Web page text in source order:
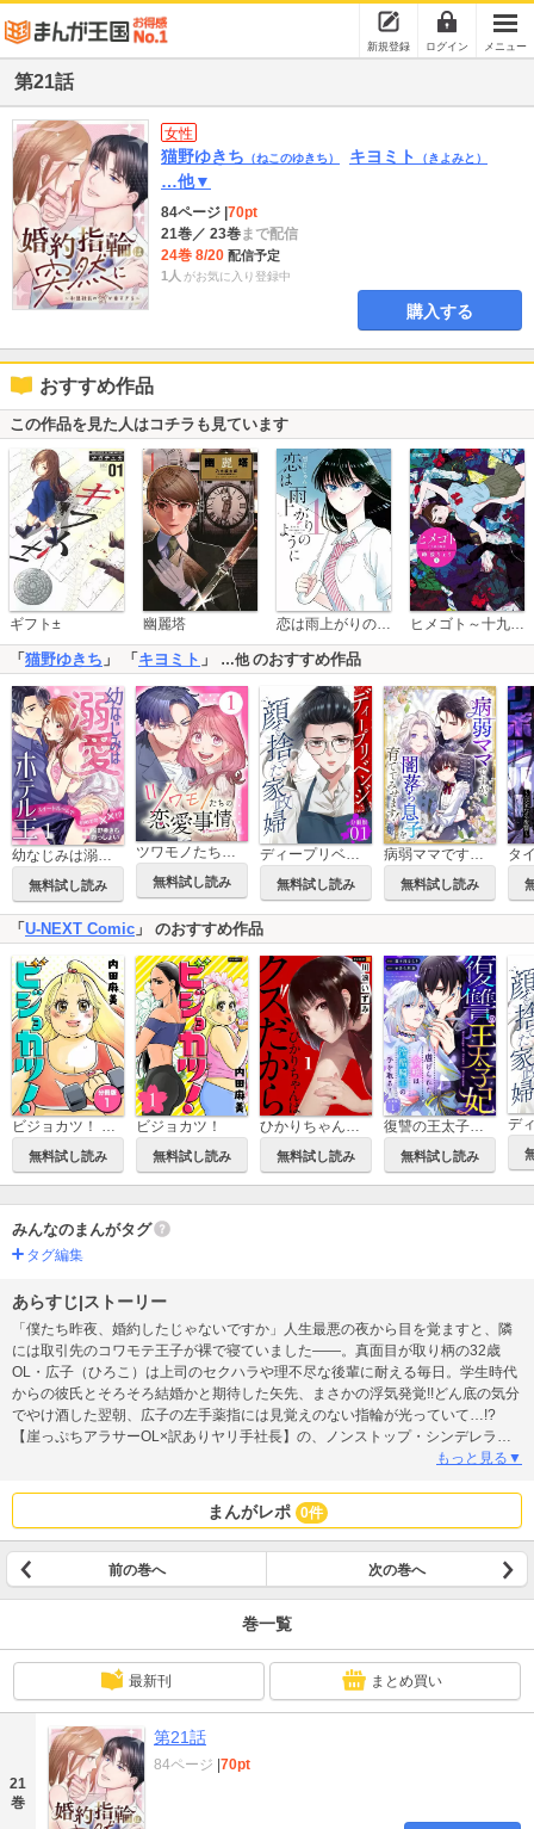
新規登録 ログイン メニュー
第21話
女性
猫野ゆきち （ねこのゆきち） キヨミト （きよみと）
…他▼
84ページ 70pt
21巻／ 23巻まで配信
24巻 8/20 配信予定
1人 がお気に入り登録中
購入する
おすすめ作品
この作品を見た人はコチラも見ています
ギフト± 幽麗塔 恋は雨上がりのように ヒメゴト～十九歳の制服～
「 猫野ゆきち 」 「 キヨミト 」 …他のおすすめ作品
幼なじみは溺愛ホテル王 スイートルームで初めての××!?
無料試し読み
ツワモノたちの恋愛事情
無料試し読み
ディープリベンジ-顔を捨てた家政婦- 【分冊版】
無料試し読み
病弱ママですが、闇落ち息子を育ててみせます！
無料試し読み
「 U-NEXT Comic 」 のおすすめ作品
ビジョカツ！ 【分冊版】
無料試し読み
ビジョカツ！
無料試し読み
ひかりちゃんはクズだから
無料試し読み
復讐の王太子妃 ～虐げられた令嬢は冷酷騎士の手を取る～ 【分冊版】
無料試し読み
みんなのまんがタグ
タグ編集
あらすじ|ストーリー
「僕たち昨夜、婚約したじゃないですか」人生最悪の夜から目を覚ますと、隣
には取引先のコワモテ王子が裸で寝ていました――。真面目が取り柄の32歳
OL・広子（ひろこ）は上司のセクハラや理不尽な後輩に耐える毎日。学生時代
からの彼氏とそろそろ結婚かと期待した矢先、まさかの浮気発覚!!どん底の気分
でやけ酒した翌朝、広子の左手薬指には見覚えのない指輪が光っていて…!?
【崖っぷちアラサーOL×訳ありヤリ手社長】の、ノンストップ・シンデレラ・
もっと見る▼
まんがレポ 0件
前の巻へ 次の巻へ
巻一覧
最新刊 まとめ買い
21
巻
第21話
84ページ |70pt